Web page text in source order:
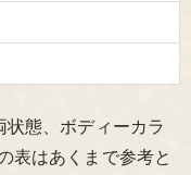
態、ボディーカラ
表はあくまで参考と